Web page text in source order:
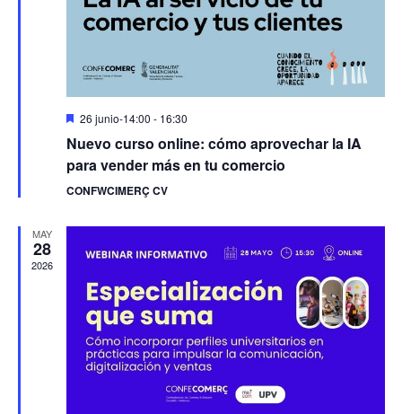
Destacado
26 junio-14:00 - 16:30
Nuevo curso online: cómo aprovechar la IA
para vender más en tu comercio
CONFWCIMERÇ CV
MAY
28
2026